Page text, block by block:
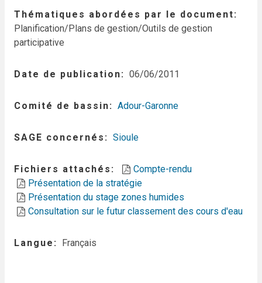
Thématiques abordées par le document
Planification/Plans de gestion/Outils de gestion
participative
Date de publication 06/06/2011
Comité de bassin Adour-Garonne
SAGE concernés Sioule
Fichiers attachés
Compte-rendu
Présentation de la stratégie
Présentation du stage zones humides
Consultation sur le futur classement des cours d'eau
Langue Français